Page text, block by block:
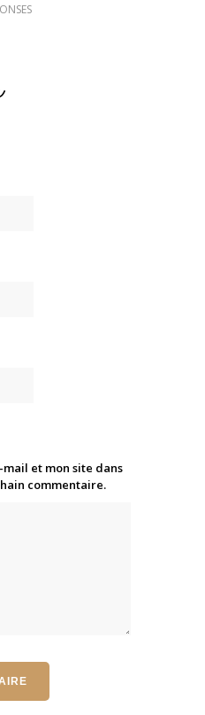
et mon site dans
commentaire.